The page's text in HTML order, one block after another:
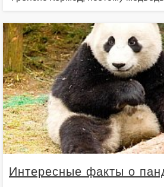
Интересные факты о